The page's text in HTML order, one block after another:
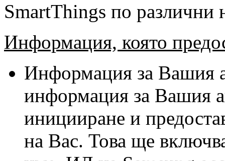
SmartThings по различни
Информация, която
Информация за Вашия
информация за Вашия
иницииране и
на Вас. Това ще